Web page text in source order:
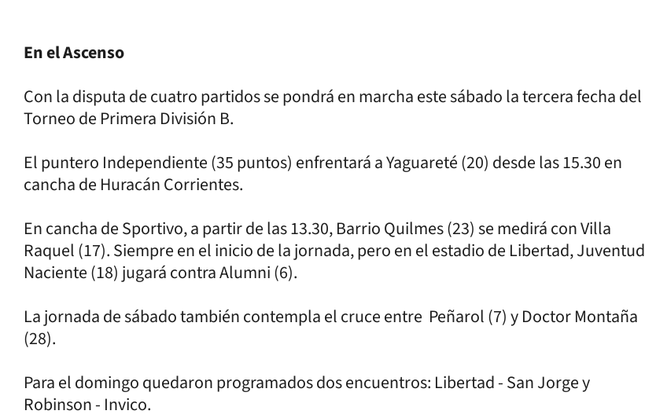
En el Ascenso
Con la disputa de cuatro partidos se pondrá en marcha este sábado la tercera fecha del
Torneo de Primera División B.
El puntero Independiente (35 puntos) enfrentará a Yaguareté (20) desde las 15.30 en
cancha de Huracán Corrientes.
En cancha de Sportivo, a partir de las 13.30, Barrio Quilmes (23) se medirá con Villa
Raquel (17). Siempre en el inicio de la jornada, pero en el estadio de Libertad, Juventud
Naciente (18) jugará contra Alumni (6).
La jornada de sábado también contempla el cruce entre Peñarol (7) y Doctor Montaña
(28).
Para el domingo quedaron programados dos encuentros: Libertad - San Jorge y
Robinson - Invico.